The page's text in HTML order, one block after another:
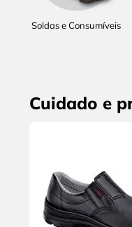
Soldas e Consumíveis
Cuidado e